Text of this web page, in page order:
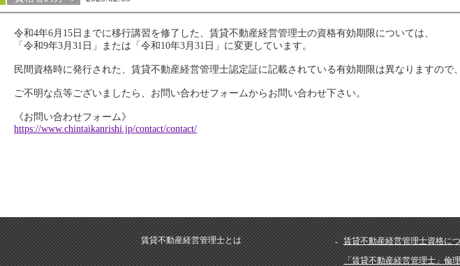
令和4年6月15日までに移行講習を修了した、賃貸不動産経営管理士の資格有効期限については、
「令和9年3月31日」または「令和10年3月31日」に変更しています。
民間資格時に発行された、賃貸不動産経営管理士認定証に記載されている有効期限は異なりますので
ご不明な点等ございましたら、お問い合わせフォームからお問い合わせ下さい。
《お問い合わせフォーム》
https://www.chintaikanrishi.jp/contact/contact/
賃貸不動産経営管理士とは 賃貸不動産経営管理士資格に
「賃貸不動産経営管理士」倫